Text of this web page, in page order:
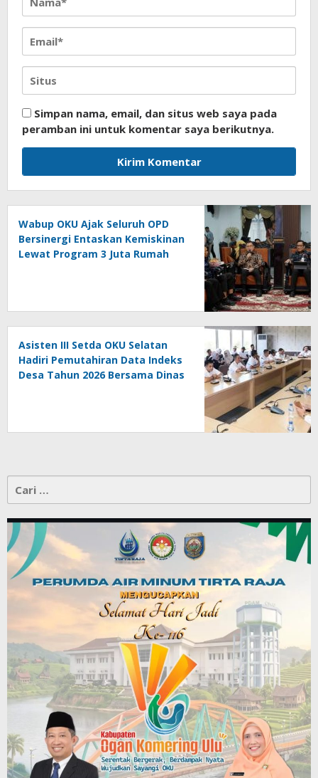
Simpan nama, email, dan situs web saya pada
peramban ini untuk komentar saya berikutnya.
Wabup OKU Ajak Seluruh OPD
Bersinergi Entaskan Kemiskinan
Lewat Program 3 Juta Rumah
Asisten III Setda OKU Selatan
Hadiri Pemutahiran Data Indeks
Desa Tahun 2026 Bersama Dinas
untuk: